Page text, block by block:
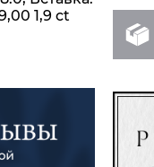
1,9 ct